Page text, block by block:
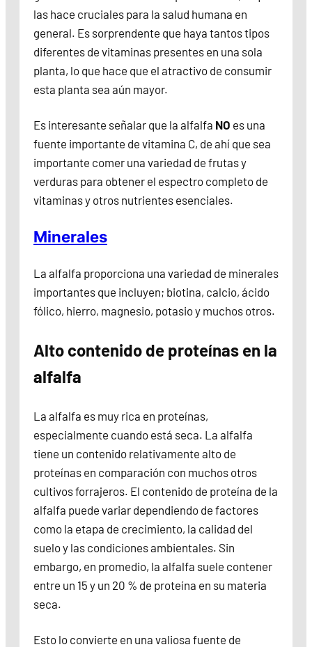
las hace cruciales para la salud humana en
general. Es sorprendente que haya tantos tipos
diferentes de vitaminas presentes en una sola
planta, lo que hace que el atractivo de consumir
esta planta sea aún mayor.
Es interesante señalar que la alfalfa NO es una
fuente importante de vitamina C, de ahí que sea
importante comer una variedad de frutas y
verduras para obtener el espectro completo de
vitaminas y otros nutrientes esenciales.
Minerales
La alfalfa proporciona una variedad de minerales
importantes que incluyen; biotina, calcio, ácido
fólico, hierro, magnesio, potasio y muchos otros.
Alto contenido de proteínas en la
alfalfa
La alfalfa es muy rica en proteínas,
especialmente cuando está seca. La alfalfa
tiene un contenido relativamente alto de
proteínas en comparación con muchos otros
cultivos forrajeros. El contenido de proteína de la
alfalfa puede variar dependiendo de factores
como la etapa de crecimiento, la calidad del
suelo y las condiciones ambientales. Sin
embargo, en promedio, la alfalfa suele contener
entre un 15 y un 20 % de proteína en su materia
seca.
Esto lo convierte en una valiosa fuente de